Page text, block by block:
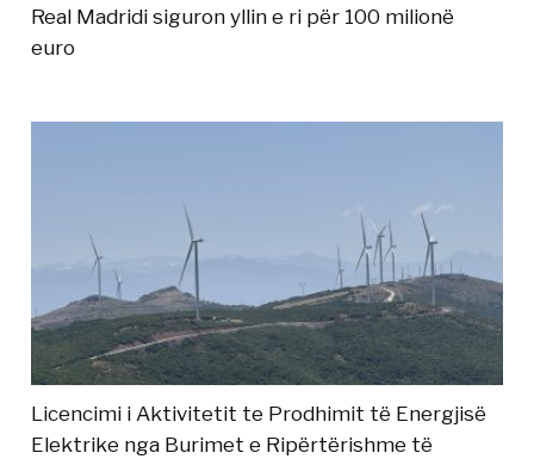
Real Madridi siguron yllin e ri për 100 milionë
euro
Licencimi i Aktivitetit te Prodhimit të Energjisë
Elektrike nga Burimet e Ripërtërishme të